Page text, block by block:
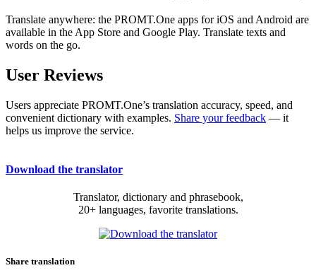
Translate anywhere: the PROMT.One apps for iOS and Android are
available in the App Store and Google Play. Translate texts and
words on the go.
User Reviews
Users appreciate PROMT.One’s translation accuracy, speed, and
convenient dictionary with examples. Share your feedback — it
helps us improve the service.
Download the translator
Translator, dictionary and phrasebook,
20+ languages, favorite translations.
Share translation